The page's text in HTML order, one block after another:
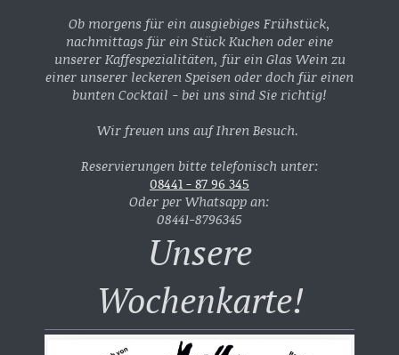
Ob morgens für ein ausgiebiges Frühstück,
nachmittags für ein Stück Kuchen oder eine
unserer Kaffespezialitäten, für ein Glas Wein zu
einer unserer leckeren Speisen oder doch für einen
bunten Cocktail - bei uns sind Sie richtig!
Wir freuen uns auf Ihren Besuch.
Reservierungen bitte telefonisch unter:
08441 - 87 96 345
Oder per Whatsapp an:
08441-8796345
Unsere
Wochenkarte!